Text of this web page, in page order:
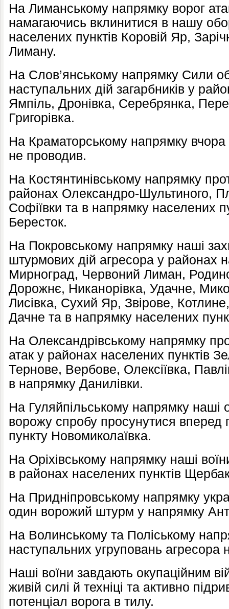
На Лиманському напрямку ворог
намагаючись вклинитися в нашу
населених пунктів Коровій Яр,
Лиману.
На Слов’янському напрямку Сили
наступальних дій загарбників у
Ямпіль, Дронівка, Серебрянка,
Григорівка.
На Краматорському напрямку вчора
не проводив.
На Костянтинівському напрямку
районах Олександро-Шультиного,
Софіївки та в напрямку населених
Бересток.
На Покровському напрямку наші
штурмових дій агресора у районах
Мирноград, Червоний Лиман,
Дорожнє, Никанорівка, Удачне,
Лисівка, Сухий Яр, Звірове,
Дачне та в напрямку населених
На Олександрівському напрямку
атак у районах населених пунктів
Тернове, Вербове, Олексіївка,
в напрямку Данилівки.
На Гуляйпільському напрямку наші
ворожу спробу просунутися вперед
пункту Новомиколаївка.
На Оріхівському напрямку наші
в районах населених пунктів
На Придніпровському напрямку
один ворожий штурм у напрямку
На Волинському та Поліському
наступальних угруповань агресора
Наші воїни завдають окупаційним
живій силі й техніці та активно
потенціал ворога в тилу.